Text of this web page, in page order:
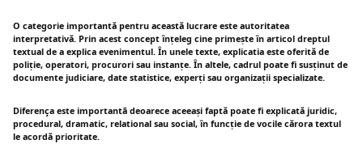
O categorie importantă pentru această lucrare este autoritatea
interpretativă. Prin acest concept înțeleg cine primește în articol dreptul
textual de a explica evenimentul. În unele texte, explicatia este oferită de
poliție, operatori, procurori sau instanțe. În altele, cadrul poate fi susținut de
documente judiciare, date statistice, experți sau organizații specializate.
Diferença este importantã deoarece aceeași faptă poate fi explicată juridic,
procedural, dramatic, relational sau social, în funcție de vocile cărora textul
le acordă prioritate.